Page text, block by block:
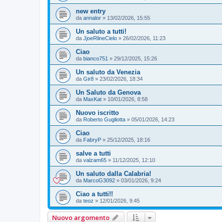
new entry
da annalor » 13/02/2026, 15:55
Un saluto a tutti!
da JjoeRlineCielo » 26/02/2026, 11:23
Ciao
da bianco751 » 29/12/2025, 15:26
Un saluto da Venezia
da Gir8 » 23/02/2026, 18:34
Un Saluto da Genova
da MaxKat » 10/01/2026, 8:58
Nuovo iscritto
da Roberto Gugliotta » 05/01/2026, 14:23
Ciao
da FabryP » 25/12/2025, 18:16
salve a tutti
da valzam65 » 11/12/2025, 12:10
Un saluto dalla Calabria!
da MarcoG3092 » 03/01/2026, 9:24
Ciao a tutti!!
da teoz » 12/01/2026, 9:45
Nuovo argomento